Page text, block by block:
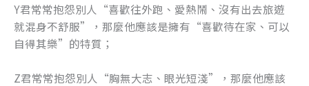
Y君常常抱怨別人“喜歡往外跑、愛熱鬧、沒有出去旅遊
就混身不舒服”，那麼他應該是擁有“喜歡待在家、可以
自得其樂”的特質；
Z君常常抱怨別人“胸無大志、眼光短淺”，那麼他應該